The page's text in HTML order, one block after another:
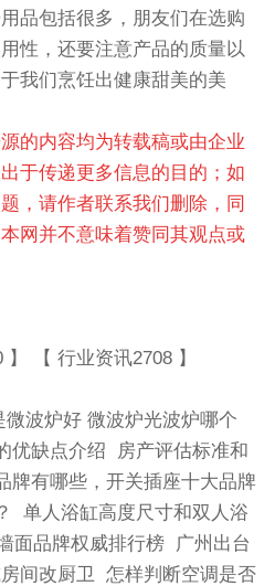
品包括很多，朋友们在选购
性，还要注意产品的质量以
我们烹饪出健康甜美的美
的内容均为转载稿或由企业
于传递更多信息的目的；如
，请作者联系我们删除，同
网并不意味着赞同其观点或
】 【 行业资讯2708 】
微波炉好 微波炉光波炉哪个
优缺点介绍
房产评估标准和
牌有哪些，开关插座十大品牌
单人浴缸高度尺寸和双人浴
面品牌权威排行榜
广州出台
间改厨卫
怎样判断空调是否